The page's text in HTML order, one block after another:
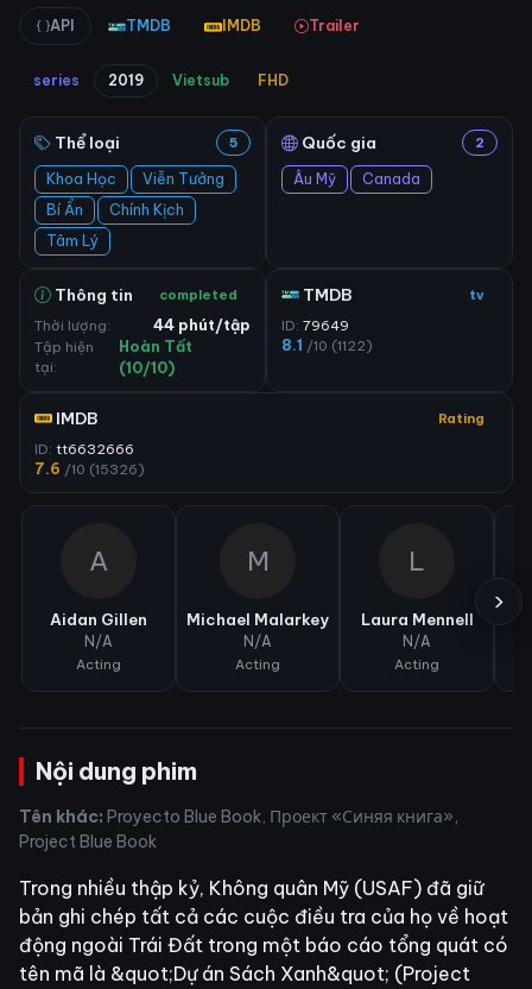
API TMDB IMDB Trailer
series 2019 Vietsub FHD
Thể loại 5
Khoa Học
Viễn Tưởng
Bí Ẩn
Chính Kịch
Tâm Lý
Quốc gia 2
Âu Mỹ Canada
Thông tin completed
Thời lượng:
44 phút/tập
Tập hiện
tại:
Hoàn Tất
(10/10)
TMDB tv
ID: 79649
8.1 /10 (1122)
IMDB Rating
ID: tt6632666
7.6 /10 (15326)
A
Aidan Gillen
N/A
Acting
M
Michael Malarkey
N/A
Acting
L
Laura Mennell
N/A
Acting
›
Nội dung phim
Tên khác: Proyecto Blue Book, Проект «Синяя книга»,
Project Blue Book
Trong nhiều thập kỷ, Không quân Mỹ (USAF) đã giữ
bản ghi chép tất cả các cuộc điều tra của họ về hoạt
động ngoài Trái Đất trong một báo cáo tổng quát có
tên mã là &quot;Dự án Sách Xanh&quot; (Project